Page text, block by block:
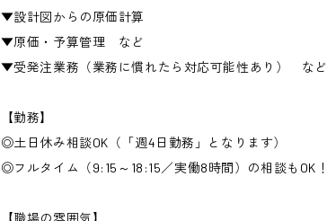
▼設計図からの原価計算
▼原価・予算管理 など
▼受発注業務（業務に慣れたら対応可能性あり） など
【勤務】
◎土日休み相談OK（「週4日勤務」となります）
◎フルタイム（9:15～18:15／実働8時間）の相談もOK！
【職場の雰囲気】